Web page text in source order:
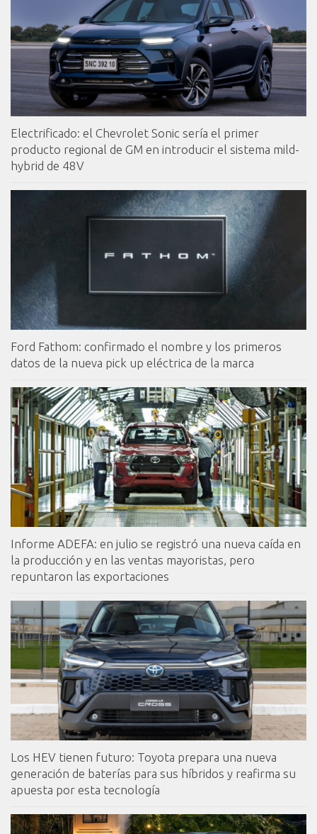
Electrificado: el Chevrolet Sonic sería el primer
producto regional de GM en introducir el sistema mild-
hybrid de 48V
Ford Fathom: confirmado el nombre y los primeros
datos de la nueva pick up eléctrica de la marca
Informe ADEFA: en julio se registró una nueva caída en
la producción y en las ventas mayoristas, pero
repuntaron las exportaciones
Los HEV tienen futuro: Toyota prepara una nueva
generación de baterías para sus híbridos y reafirma su
apuesta por esta tecnología